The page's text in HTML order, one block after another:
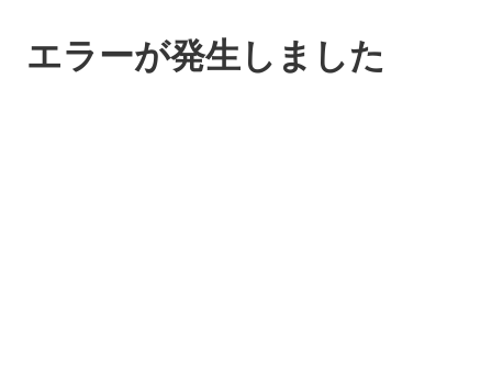
エラーが発生しました